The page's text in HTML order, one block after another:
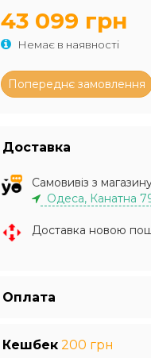
43 099 грн
Немає в наявності
Доставка
Самовивіз з
Одеса, Канатна
Доставка новою
Оплата
Кешбек 200 грн